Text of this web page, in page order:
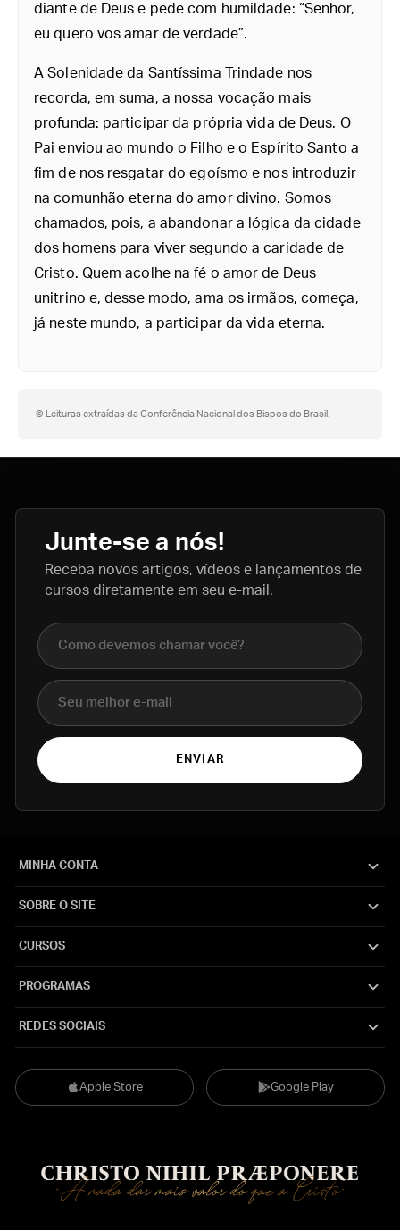
diante de Deus e pede com humildade: “Senhor,
eu quero vos amar de verdade”.
A Solenidade da Santíssima Trindade nos
recorda, em suma, a nossa vocação mais
profunda: participar da própria vida de Deus. O
Pai enviou ao mundo o Filho e o Espírito Santo a
fim de nos resgatar do egoísmo e nos introduzir
na comunhão eterna do amor divino. Somos
chamados, pois, a abandonar a lógica da cidade
dos homens para viver segundo a caridade de
Cristo. Quem acolhe na fé o amor de Deus
unitrino e, desse modo, ama os irmãos, começa,
já neste mundo, a participar da vida eterna.
© Leituras extraídas da Conferência Nacional dos Bispos do Brasil.
Junte-se a nós!
Receba novos artigos, vídeos e lançamentos de
cursos diretamente em seu e-mail.
Nome completo
E-mail
ENVIAR
Apple Store Google Play
MINHA CONTA
SOBRE O SITE
CURSOS
PROGRAMAS
REDES SOCIAIS